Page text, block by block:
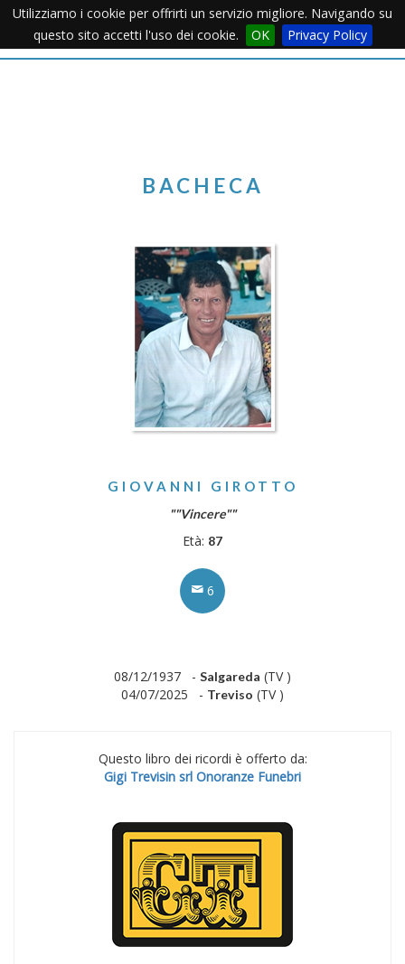
Utilizziamo i cookie per offrirti un servizio migliore. Navigando su
questo sito accetti l'uso dei cookie.
OK Privacy PolicyMenu
BACHECA
GIOVANNI GIROTTO
""Vincere""
Età: 87
6
08/12/1937 - Salgareda (TV )
04/07/2025 - Treviso (TV )
Questo libro dei ricordi è offerto da:
Gigi Trevisin srl Onoranze Funebri